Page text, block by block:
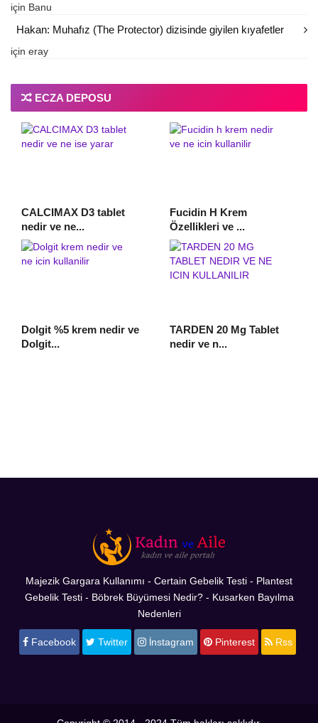
için Banu
Hakan: Muhafız (The Protector) dizisinde giyilen kıyafetler
için eray
ECZA DEPOSU
CALCIMAX D3 tablet
nedir ve ne...
Fucidin H Krem
Özellikleri ve ...
Dolgit %5 krem nedir ve
Dolgit...
TARDEN 20 Mg Tablet
nedir ve n...
Majezik Gargara Kullanımı - Certain Gebelik Testi - Plantest
Gebelik Testi- Böbrek Büyümesi Nedir?- Kusarken Bayılma
Nedenleri
Facebook Twitter İnstagram Pinterest Rss